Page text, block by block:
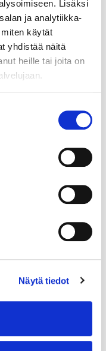
Lisäksi
ja analytiikka-
käytät
yhdistää näitä
heille tai joita on
Näytä tiedot